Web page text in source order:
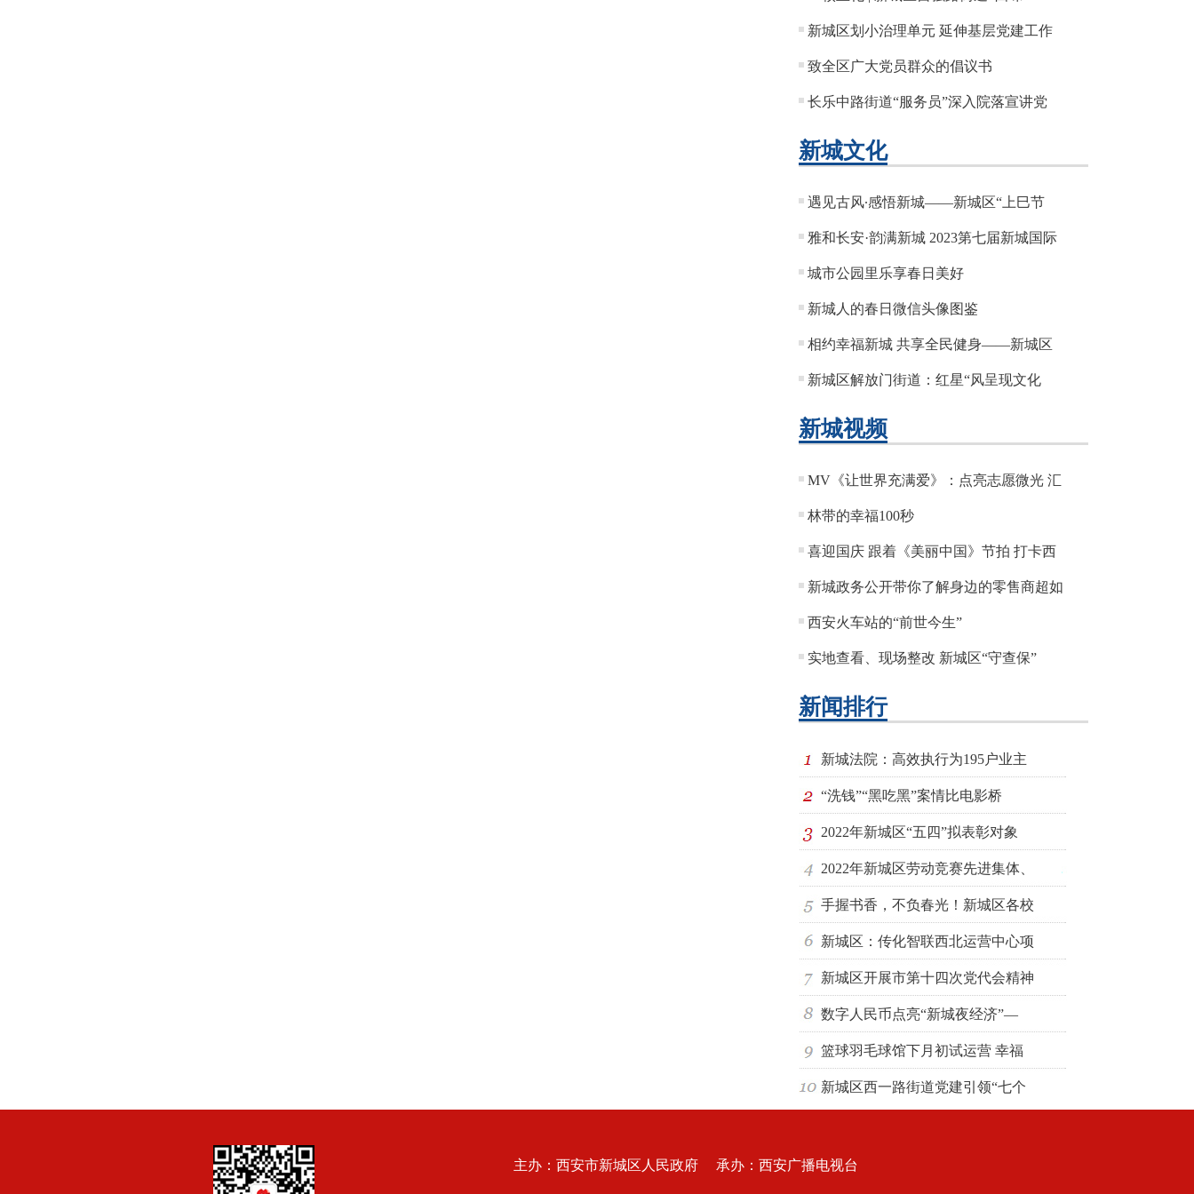
新城区划小治理单元 延伸基层党建工作
致全区广大党员群众的倡议书
长乐中路街道“服务员”深入院落宣讲党
新城文化
遇见古风∙感悟新城——新城区“上巳节
雅和长安·韵满新城 2023第七届新城国际
城市公园里乐享春日美好
新城人的春日微信头像图鉴
相约幸福新城 共享全民健身——新城区
新城区解放门街道：红星“风呈现文化
新城视频
MV《让世界充满爱》：点亮志愿微光 汇
林带的幸福100秒
喜迎国庆 跟着《美丽中国》节拍 打卡西
新城政务公开带你了解身边的零售商超如
西安火车站的“前世今生”
实地查看、现场整改 新城区“守查保”
新闻排行
新城法院：高效执行为195户业主
“洗钱”“黑吃黑”案情比电影桥
2022年新城区“五四”拟表彰对象
2022年新城区劳动竞赛先进集体、
手握书香，不负春光！新城区各校
新城区：传化智联西北运营中心项
新城区开展市第十四次党代会精神
数字人民币点亮“新城夜经济”—
篮球羽毛球馆下月初试运营 幸福
新城区西一路街道党建引领“七个
主办：西安市新城区人民政府 承办：西安广播电视台